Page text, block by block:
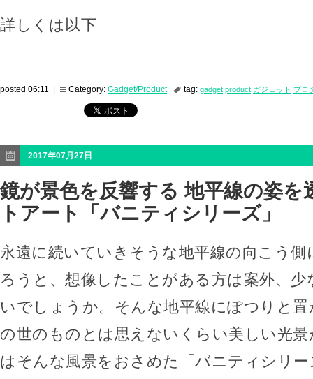
詳しくは以下
posted 06:11 | Category: Gadget/Product tag: gadget product ガジェット プロ
2017年07月27日
鏡が景色を反響する 地平線の姿を
トアート「バニティシリーズ」
永遠に続いていきそうな地平線の向こう
ろうと、想像したことがある方は案外、
いでしょうか。そんな地平線にぽつりと
の世のものとは思えないくらい美しい光
はそんな風景をおさめた「バニティシリ